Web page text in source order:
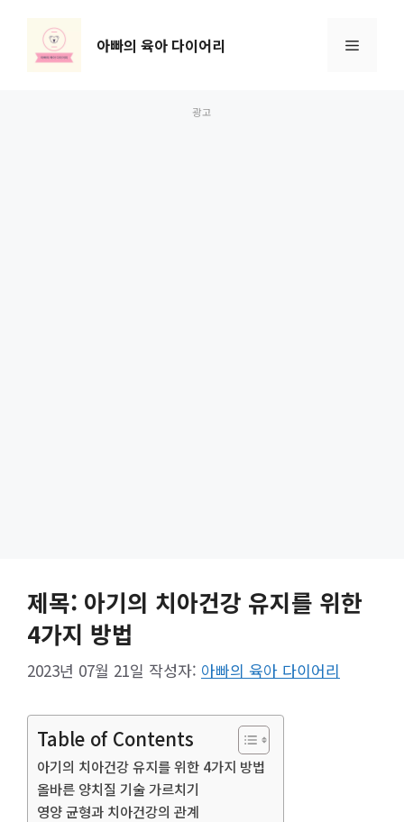
아빠의 육아 다이어리 메
제목: 아기의 치아건강 유지를 위한
4가지 방법
2023년 07월 21일 작성자: 아빠의 육아 다이어리
Table of Contents
아기의 치아건강 유지를 위한 4가지 방법
올바른 양치질 기술 가르치기
영양 균형과 치아건강의 관계